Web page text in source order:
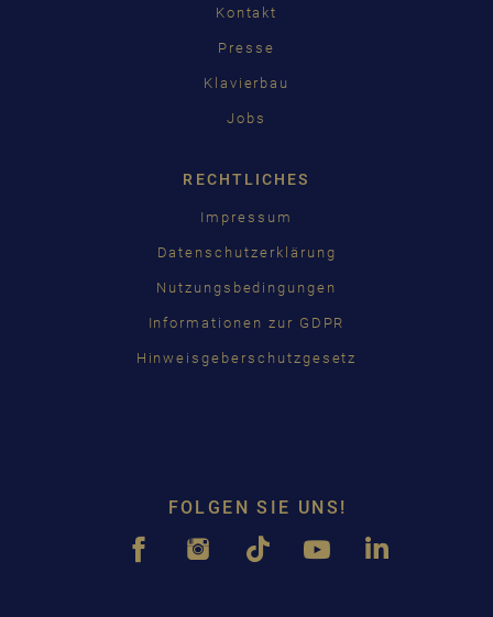
Kontakt
Presse
Klavierbau
Jobs
RECHTLICHES
Impressum
Datenschutzerklärung
Nutzungsbedingungen
Informationen zur GDPR
Hinweisgeberschutzgesetz
FOLGEN SIE UNS!